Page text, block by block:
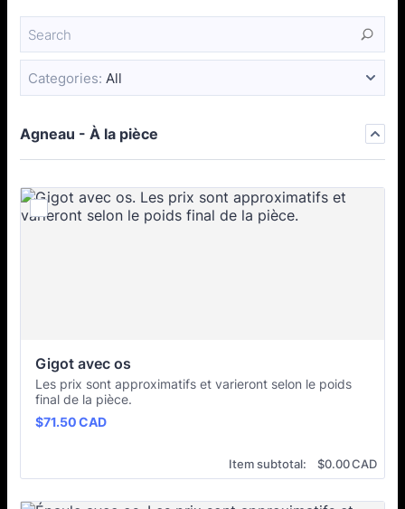
Categories: All
Agneau - À la pièce
Gigot avec os
Les prix sont approximatifs et varieront selon le poids
final de la pièce.
$71.50 CAD
$71.50CAD
Item subtotal: $0.00 CAD
$0.00CAD